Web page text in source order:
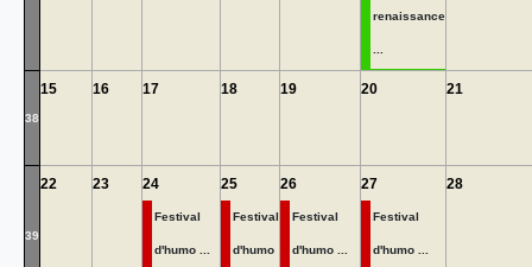
renaissance
...
38
15 16 17 18 19 20 21
39
22 23 24
Festival
d'humo ...
25
Festival
d'humo
26
Festival
d'humo ...
27
Festival
d'humo ...
28